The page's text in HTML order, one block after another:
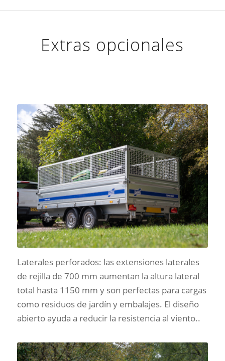
Extras opcionales
Laterales perforados: las extensiones laterales
de rejilla de 700 mm aumentan la altura lateral
total hasta 1150 mm y son perfectas para cargas
como residuos de jardín y embalajes. El diseño
abierto ayuda a reducir la resistencia al viento..